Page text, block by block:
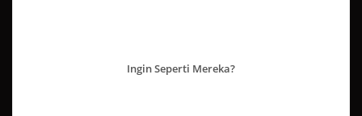
Ingin Seperti Mereka?